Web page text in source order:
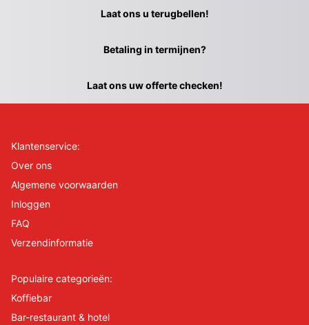
Laat ons u terugbellen!
Betaling in termijnen?
Laat ons uw offerte checken!
Klantenservice:
Over ons
Algemene voorwaarden
Inloggen
FAQ
Verzendinformatie
Populaire categorieën:
Koffiebar
Bar-restaurant & hotel